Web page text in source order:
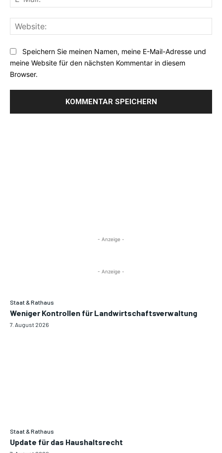
- Anzeige -
- Anzeige -
Staat & Rathaus
Weniger Kontrollen für Landwirtschaftsverwaltung
7. August 2026
Staat & Rathaus
Update für das Haushaltsrecht
Speichern Sie meinen Namen, meine E-Mail-Adresse und
meine Website für den nächsten Kommentar in diesem
Browser.